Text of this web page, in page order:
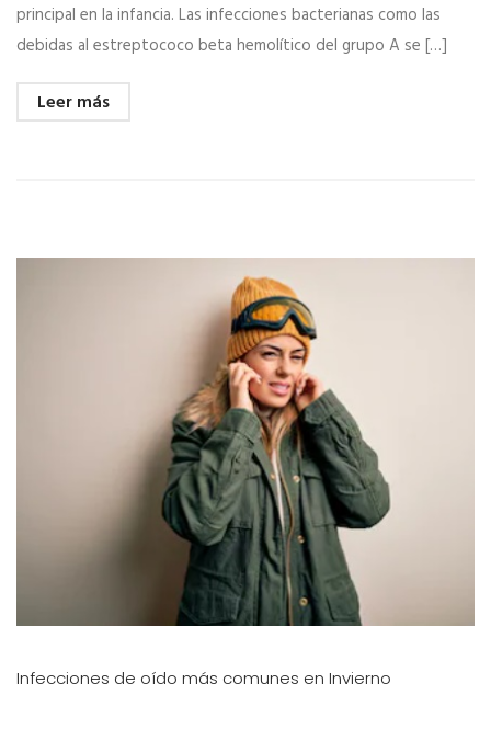
principal en la infancia. Las infecciones bacterianas como las
debidas al estreptococo beta hemolítico del grupo A se […]
Leer más
Infecciones de oído más comunes en Invierno